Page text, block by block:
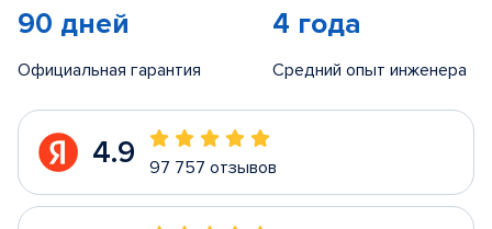
90 дней
Официальная гарантия
4 года
Средний опыт инженера
4.9 97 757 отзывов